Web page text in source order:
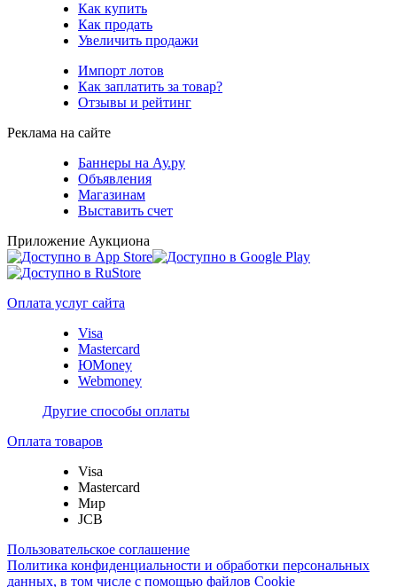
Как купить
Как продать
Увеличить продажи
Импорт лотов
Как заплатить за товар?
Отзывы и рейтинг
Реклама на сайте
Баннеры на Ау.ру
Объявления
Магазинам
Выставить счет
Приложение Аукциона
Оплата услуг сайта
Visa
Mastercard
ЮMoney
Webmoney
Другие способы оплаты
Оплата товаров
Visa
Mastercard
Мир
JCB
Пользовательское соглашение
Политика конфиденциальности и обработки персональных
данных, в том числе с помощью файлов Cookie